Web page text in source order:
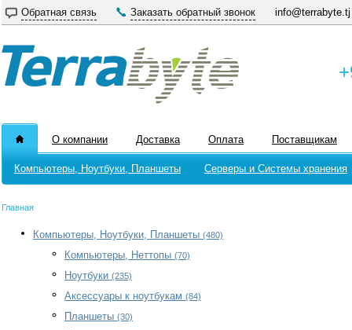
Обратная связь Заказать обратный звонок info@terrabyte.tj
О компании Доставка Оплата Поставщикам
Компьютеры, Ноутбуки, Планшеты Серверы и Системы хранения
Главная
Компьютеры, Ноутбуки, Планшеты (480)
Компьютеры, Неттопы (70)
Ноутбуки (235)
Аксессуары к ноутбукам (84)
Планшеты (30)